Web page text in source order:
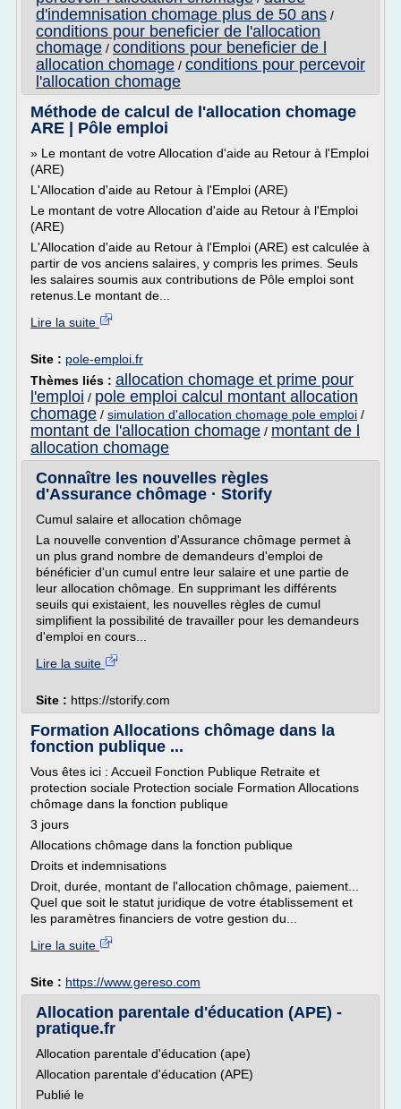
d'indemnisation chomage plus de 50 ans /
conditions pour beneficier de l'allocation
chomage / conditions pour beneficier de l
allocation chomage / conditions pour percevoir
l'allocation chomage
Méthode de calcul de l'allocation chomage
ARE | Pôle emploi
» Le montant de votre Allocation d'aide au Retour à l'Emploi
(ARE)
L'Allocation d'aide au Retour à l'Emploi (ARE)
Le montant de votre Allocation d'aide au Retour à l'Emploi
(ARE)
L'Allocation d'aide au Retour à l'Emploi (ARE) est calculée à
partir de vos anciens salaires, y compris les primes. Seuls
les salaires soumis aux contributions de Pôle emploi sont
retenus.Le montant de...
Lire la suite
Site : pole-emploi.fr
Thèmes liés : allocation chomage et prime pour
l'emploi / pole emploi calcul montant allocation
chomage / simulation d'allocation chomage pole emploi /
montant de l'allocation chomage / montant de l
allocation chomage
Connaître les nouvelles règles
d'Assurance chômage · Storify
Cumul salaire et allocation chômage
La nouvelle convention d'Assurance chômage permet à
un plus grand nombre de demandeurs d'emploi de
bénéficier d'un cumul entre leur salaire et une partie de
leur allocation chômage. En supprimant les différents
seuils qui existaient, les nouvelles règles de cumul
simplifient la possibilité de travailler pour les demandeurs
d'emploi en cours...
Lire la suite
Site : https://storify.com
Formation Allocations chômage dans la
fonction publique ...
Vous êtes ici : Accueil Fonction Publique Retraite et
protection sociale Protection sociale Formation Allocations
chômage dans la fonction publique
3 jours
Allocations chômage dans la fonction publique
Droits et indemnisations
Droit, durée, montant de l'allocation chômage, paiement...
Quel que soit le statut juridique de votre établissement et
les paramètres financiers de votre gestion du...
Lire la suite
Site : https://www.gereso.com
Allocation parentale d'éducation (APE) -
pratique.fr
Allocation parentale d'éducation (ape)
Allocation parentale d'éducation (APE)
Publié le